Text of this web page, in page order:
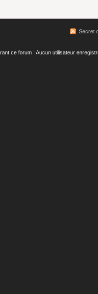
Secret
ce forum : Aucun utilisateur